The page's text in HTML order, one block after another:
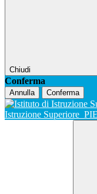
Chiudi
Conferma
Annulla Conferma
Istruzione Superiore